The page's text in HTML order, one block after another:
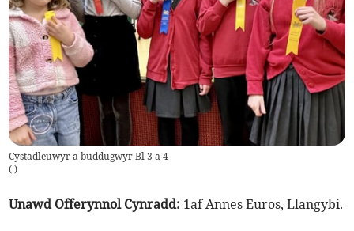
Cystadleuwyr a buddugwyr Bl 3 a 4
( )
Unawd Offerynnol Cynradd: 1af Annes Euros, Llangybi.